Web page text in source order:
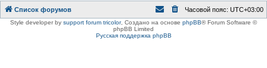
Список форумов Часовой пояс: UTC+03:00
Style developer by support forum tricolor, Создано на основе phpBB® Forum Software ©
phpBB Limited
Русская поддержка phpBB